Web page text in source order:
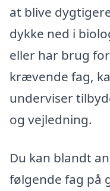
at blive
dykke ned i
eller har brug
krævende fag,
underviser
og vejledning.
Du kan blandt
følgende fag på